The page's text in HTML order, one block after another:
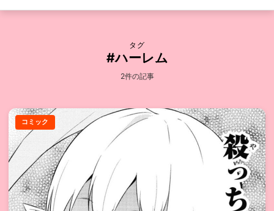
タグ
#ハーレム
2件の記事
コミック